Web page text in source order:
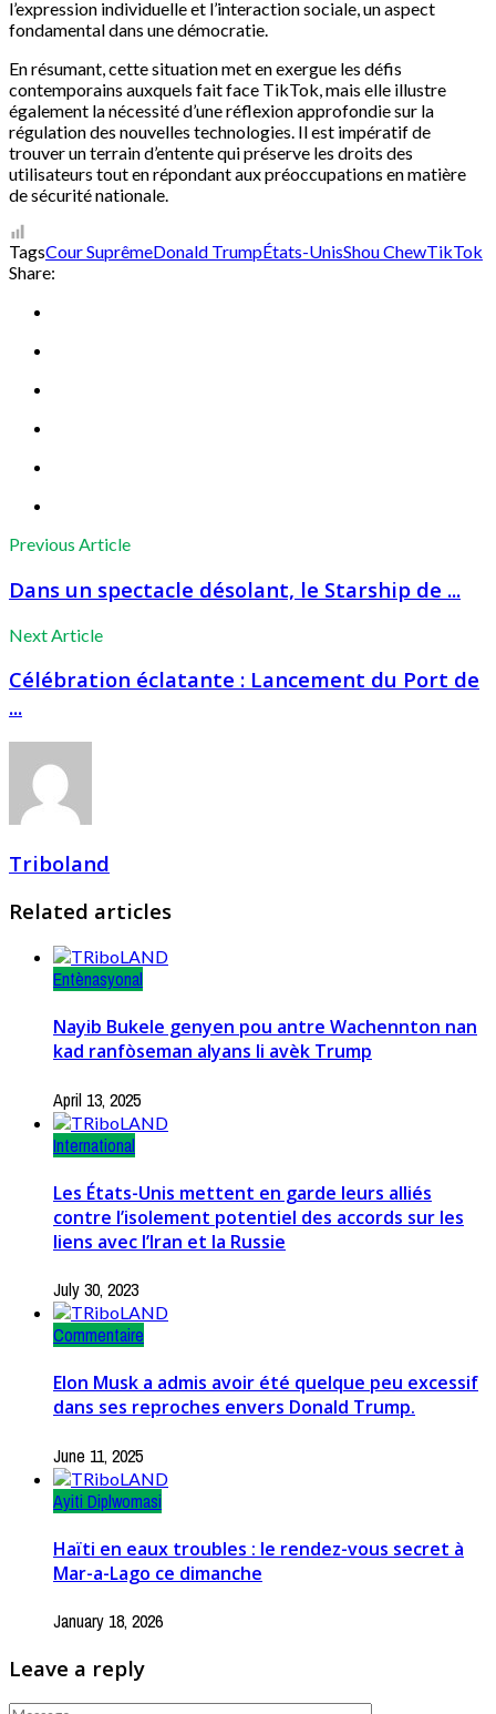
l’expression individuelle et l’interaction sociale, un aspect
fondamental dans une démocratie.
En résumant, cette situation met en exergue les défis
contemporains auxquels fait face TikTok, mais elle illustre
également la nécessité d’une réflexion approfondie sur la
régulation des nouvelles technologies. Il est impératif de
trouver un terrain d’entente qui préserve les droits des
utilisateurs tout en répondant aux préoccupations en matière
de sécurité nationale.
TagsCour SuprêmeDonald TrumpÉtats-UnisShou ChewTikTok
Share:
Previous Article
Dans un spectacle désolant, le Starship de ...
Next Article
Célébration éclatante : Lancement du Port de
...
Triboland
Related articles
Entènasyonal
Nayib Bukele genyen pou antre Wachennton nan
kad ranfòseman alyans li avèk Trump
April 13, 2025
International
Les États-Unis mettent en garde leurs alliés
contre l’isolement potentiel des accords sur les
liens avec l’Iran et la Russie
July 30, 2023
Commentaire
Elon Musk a admis avoir été quelque peu excessif
dans ses reproches envers Donald Trump.
June 11, 2025
Ayiti Diplwomasi
Haïti en eaux troubles : le rendez-vous secret à
Mar-a-Lago ce dimanche
January 18, 2026
Leave a reply